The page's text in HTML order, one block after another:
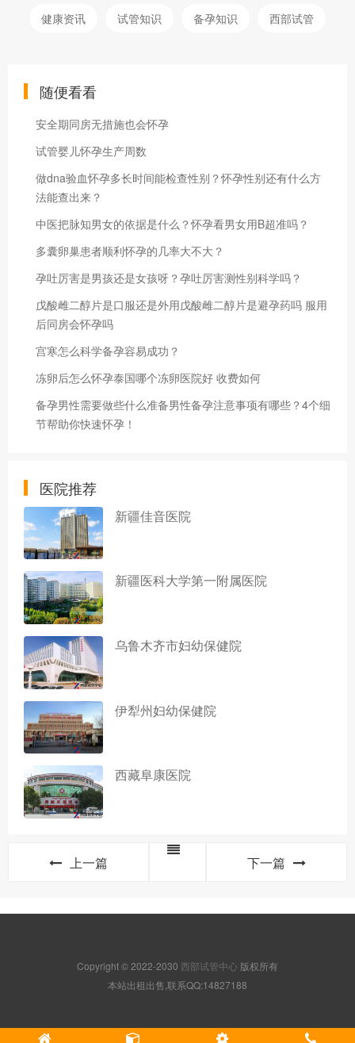
健康资讯 试管知识 备孕知识 西部试管
随便看看
安全期同房无措施也会怀孕
试管婴儿怀孕生产周数
做dna验血怀孕多长时间能检查性别？怀孕性别还有什么方
法能查出来？
中医把脉知男女的依据是什么？怀孕看男女用B超准吗？
多囊卵巢患者顺利怀孕的几率大不大？
孕吐厉害是男孩还是女孩呀？孕吐厉害测性别科学吗？
戊酸雌二醇片是口服还是外用戊酸雌二醇片是避孕药吗 服用
后同房会怀孕吗
宫寒怎么科学备孕容易成功？
冻卵后怎么怀孕泰国哪个冻卵医院好 收费如何
备孕男性需要做些什么准备男性备孕注意事项有哪些？4个细
节帮助你快速怀孕！
医院推荐
新疆佳音医院
新疆医科大学第一附属医院
乌鲁木齐市妇幼保健院
伊犁州妇幼保健院
西藏阜康医院
上一篇 下一篇
Copyright © 2022-2030 西部试管中心 版权所有
本站出租出售,联系QQ:14827188